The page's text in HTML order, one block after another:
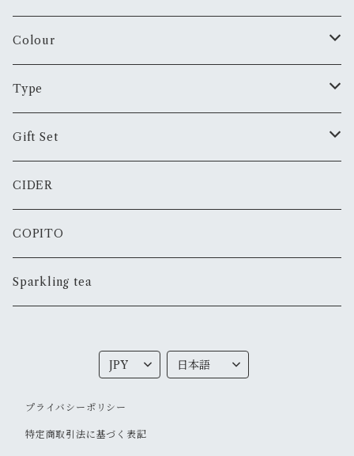
プレミアム・オファー Premium Offer
Colour
White
Rose
Red
Orange
Type
Still
Sparkling
Fortified
Gift Set
JTB Collaboration
Father's day
CIDER
COPITO
Sparkling tea
プライバシーポリシー
特定商取引法に基づく表記